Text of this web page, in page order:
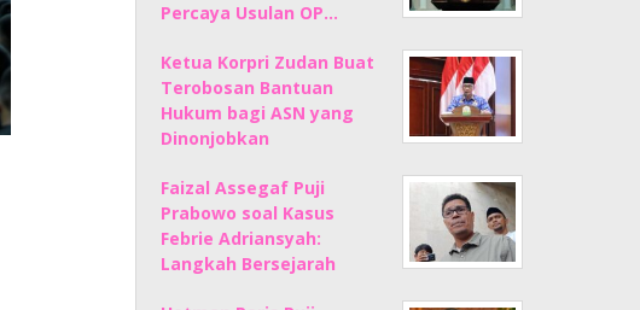
Percaya Usulan OP…
Ketua Korpri Zudan Buat
Terobosan Bantuan
Hukum bagi ASN yang
Dinonjobkan
Faizal Assegaf Puji
Prabowo soal Kasus
Febrie Adriansyah:
Langkah Bersejarah